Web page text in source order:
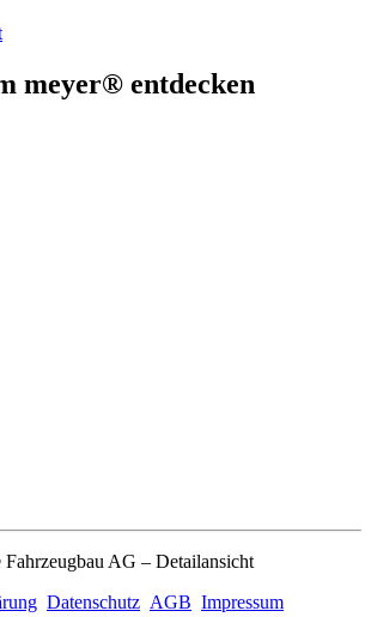
meyer® entdecken
AG – Detailansicht
Datenschutz AGB Impressum